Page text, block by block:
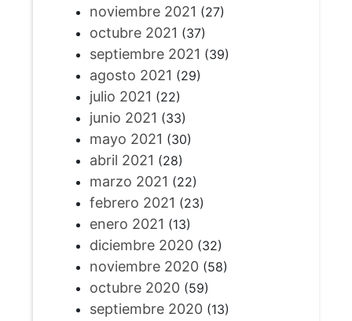
noviembre 2021 (27)
octubre 2021 (37)
septiembre 2021 (39)
agosto 2021 (29)
julio 2021 (22)
junio 2021 (33)
mayo 2021 (30)
abril 2021 (28)
marzo 2021 (22)
febrero 2021 (23)
enero 2021 (13)
diciembre 2020(32)
noviembre 2020(58)
octubre 2020(59)
septiembre 2020(13)